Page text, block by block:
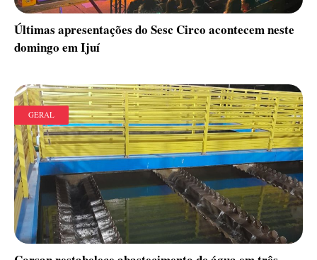
Últimas apresentações do Sesc Circo acontecem neste
domingo em Ijuí
GERAL